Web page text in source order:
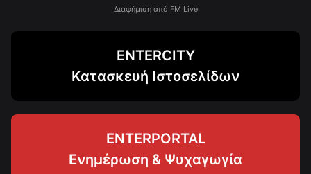
Διαφήμιση από FM Live
ENTERCITY
Κατασκευή Ιστοσελίδων
ENTERPORTAL
Ενημέρωση & Ψυχαγωγία